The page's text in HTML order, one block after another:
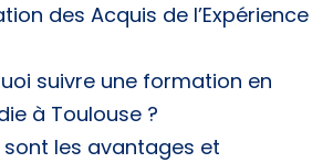
des Acquis de l’Expérience
suivre une formation en
à Toulouse ?
sont les avantages et